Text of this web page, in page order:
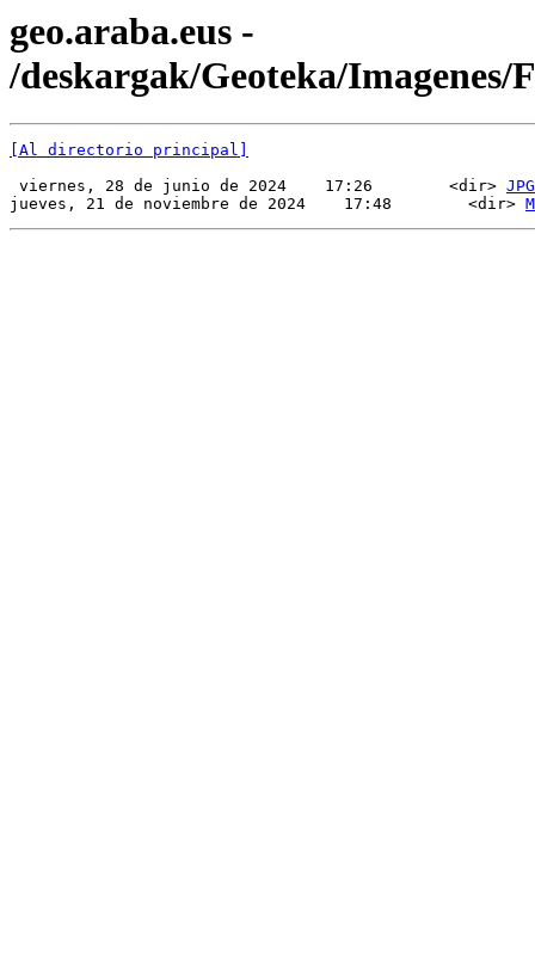
geo.araba.eus -
/deskargak/Geoteka/Imagenes/
[Al directorio principal]
viernes, 28 de junio de 2024    17:26        <dir> JPG
jueves, 21 de noviembre de 2024    17:48        <dir>